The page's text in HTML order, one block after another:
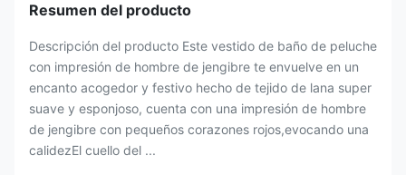
Resumen del producto
Descripción del producto Este vestido de baño de peluche
con impresión de hombre de jengibre te envuelve en un
encanto acogedor y festivo hecho de tejido de lana super
suave y esponjoso, cuenta con una impresión de hombre
de jengibre con pequeños corazones rojos,evocando una
calidezEl cuello del ...